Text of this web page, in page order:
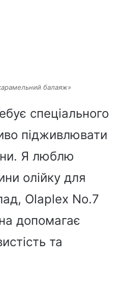
балаяж»
спеціального
підживлювати
Я люблю
олійку для
Olaplex No.7
допомагає
та